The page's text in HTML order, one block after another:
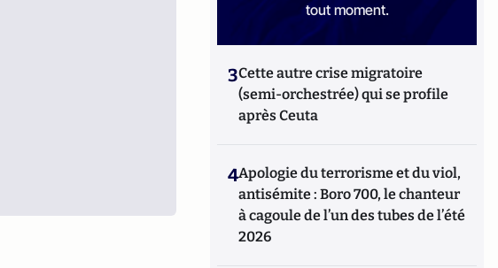
tout moment.
3Cette autre crise migratoire
(semi-orchestrée) qui se profile
après Ceuta
4Apologie du terrorisme et du viol,
antisémite : Boro 700, le chanteur
à cagoule de l’un des tubes de l’été
2026